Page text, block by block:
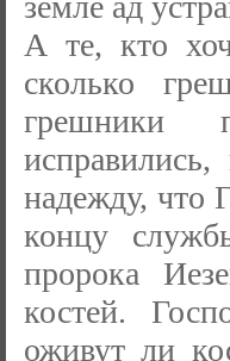
А те, кто
сколько
грешники
надежду, что
концу
пророка
костей.
оживут ли